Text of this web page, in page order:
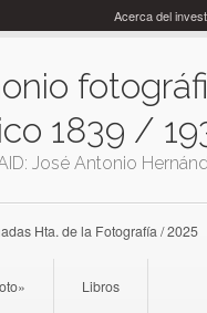
Acerca del
1839 /
José Antonio
Hta. de la Fotografía / 2025
Libros